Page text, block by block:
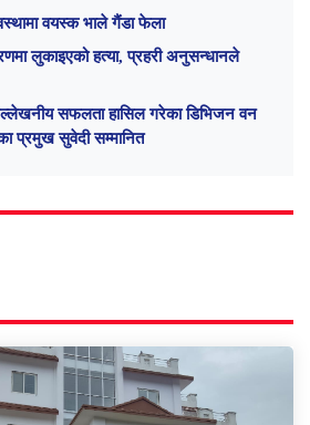
वयस्क भाले गैंडा फेला
लुकाइएको हत्या, प्रहरी अनुसन्धानले
सफलता हासिल गरेका डिभिजन वन
प्रमुख सुवेदी सम्मानित